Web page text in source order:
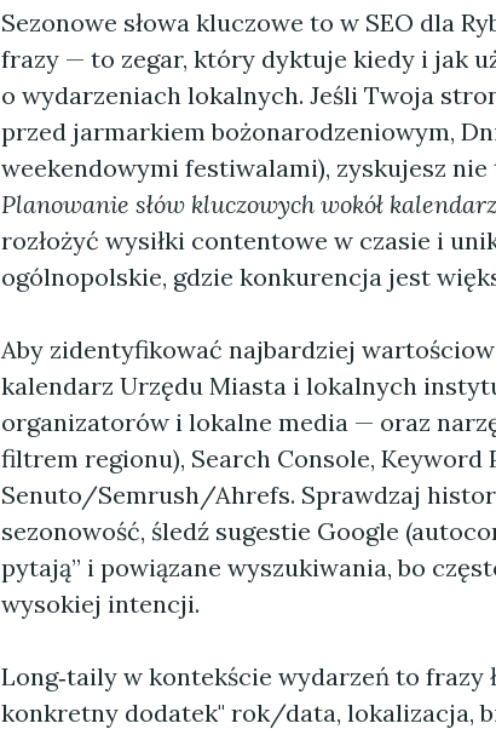
Sezonowe słowa kluczowe to w SEO dla
frazy — to zegar, który dyktuje kiedy i jak
o wydarzeniach lokalnych. Jeśli Twoja
przed jarmarkiem bożonarodzeniowym,
weekendowymi festiwalami), zyskujesz
Planowanie słów kluczowych wokół
rozłożyć wysiłki contentowe w czasie i
ogólnopolskie, gdzie konkurencja jest
Aby zidentyfikować najbardziej
kalendarz Urzędu Miasta i lokalnych
organizatorów i lokalne media — oraz
filtrem regionu), Search Console, Keyword
Senuto/Semrush/Ahrefs. Sprawdzaj
sezonowość, śledź sugestie Google
pytają” i powiązane wyszukiwania, bo
wysokiej intencji.
Long‑taily w kontekście wydarzeń to frazy
konkretny dodatek" rok/data, lokalizacja,